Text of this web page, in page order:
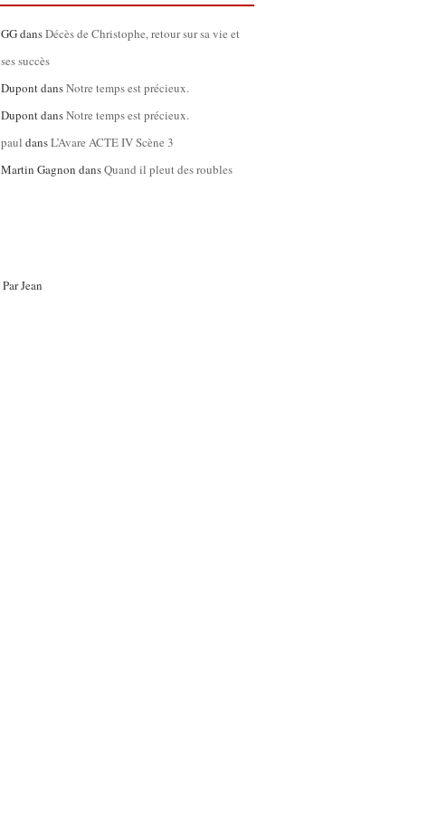
GGdansDécès de Christophe, retour sur sa vie et
ses succès
DupontdansNotre temps est précieux.
DupontdansNotre temps est précieux.
paul dansL’Avare ACTE IV Scène 3
Martin Gagnon dansQuand il pleut des roubles
ParJean